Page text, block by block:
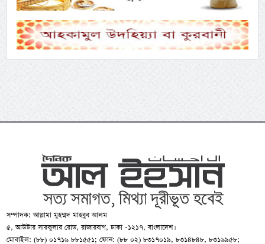
সম্পাদক: আল্লামা মুহম্মদ মাহবুব আলম
৫, আউটার সারকুলার রোড, রাজারবাগ, ঢাকা -১২১৭, বাংলাদেশ।
মোবাইল: (৮৮) ০১৭১৬ ৮৮১৫৫১; ফোন: (৮৮ ০২) ৮৩১৭০১৯, ৮৩১৪৮৪৮, ৮৩১৬৯৫৮;